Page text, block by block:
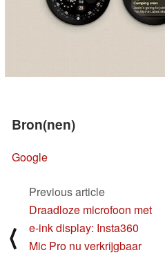
Bron(nen)
Google
⟨
Previous article
Draadloze microfoon met
e-ink display: Insta360
Mic Pro nu verkrijgbaar